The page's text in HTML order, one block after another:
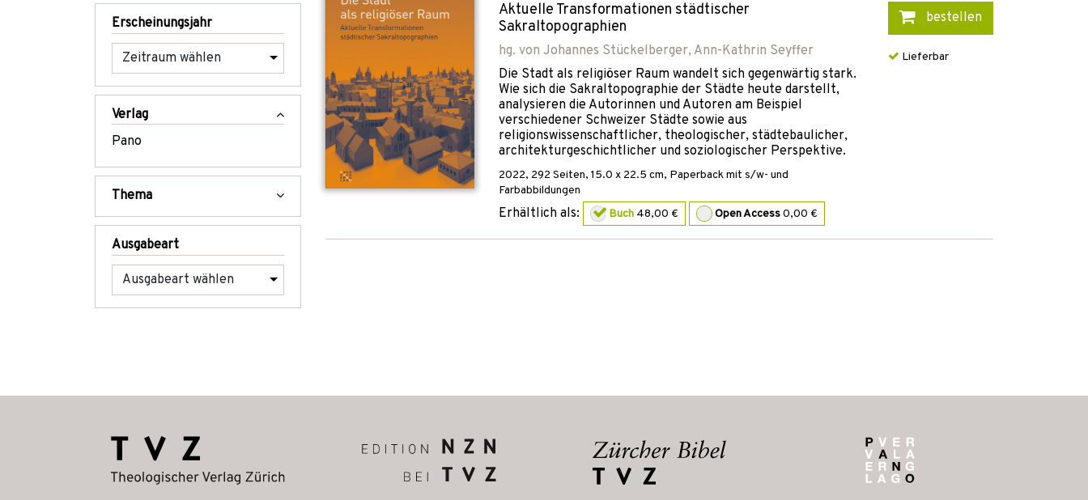
Erscheinungsjahr
Verlag
Pano
Thema
Ausgabeart
Aktuelle Transformationen städtischer
Sakraltopographien
hg. von Johannes Stückelberger, Ann-Kathrin Seyffer
Die Stadt als religiöser Raum wandelt sich gegenwärtig stark.
Wie sich die Sakraltopographie der Städte heute darstellt,
analysieren die Autorinnen und Autoren am Beispiel
verschiedener Schweizer Städte sowie aus
religionswissenschaftlicher, theologischer, städtebaulicher,
architekturgeschichtlicher und soziologischer Perspektive.
2022, 292 Seiten, 15.0 x 22.5 cm, Paperback mit s/w- und
Farbabbildungen
Erhältlich als: Buch 48,00 € Open Access0,00 €
bestellen
Lieferbar